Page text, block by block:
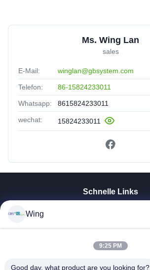
Ms. Wing Lan
sales
E-Mail: winglan@gbsystem.com
Telefon: 86-15824233011
Whatsapp: 8615824233011
wechat: 15824233011
Schnelle Links
VR-Show
Wing
9:25 PM
Good day, what product are you looking for?